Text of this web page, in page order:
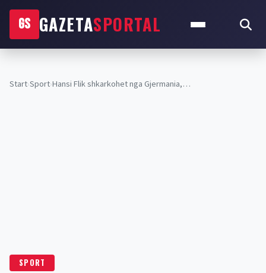
GS GAZETASPORTAL
Start›Sport›Hansi Flik shkarkohet nga Gjermania,…
SPORT